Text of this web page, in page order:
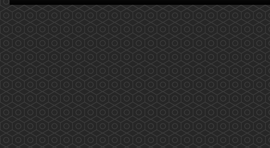
(2020.02.14)
2019新型冠狀病毒(COVID-19): 量度體溫篇 更新
日期:2020年2月14日 近期大家可能對自己的體温
特別注意，以下提供了一些大家需要注意的事
項，供大家參考。 温度計的種類： 1. 水銀或
酒精玻璃溫度計 原理是透過水銀或酒精的熱膨脹
測量口腔、直腸或腋下體溫。由於洩漏水銀會對
環境和人體有害，所以應盡量...
More
2019新型冠狀病毒(COVID-19)，藥劑師如何建
議? (2020.02.12 更新)
2019新型冠狀病毒(COVID-19)，藥劑師如何建
議? 更新日期: 2020年2月12日 ...
More